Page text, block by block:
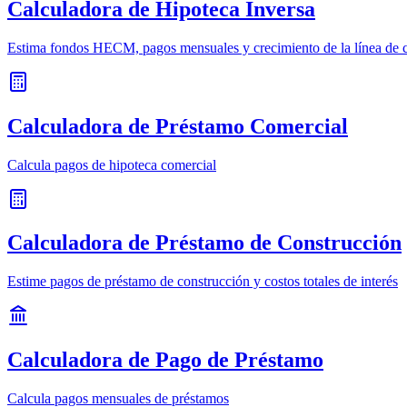
Calculadora de Hipoteca Inversa
Estima fondos HECM, pagos mensuales y crecimiento de la línea de
Calculadora de Préstamo Comercial
Calcula pagos de hipoteca comercial
Calculadora de Préstamo de Construcción
Estime pagos de préstamo de construcción y costos totales de interés
Calculadora de Pago de Préstamo
Calcula pagos mensuales de préstamos